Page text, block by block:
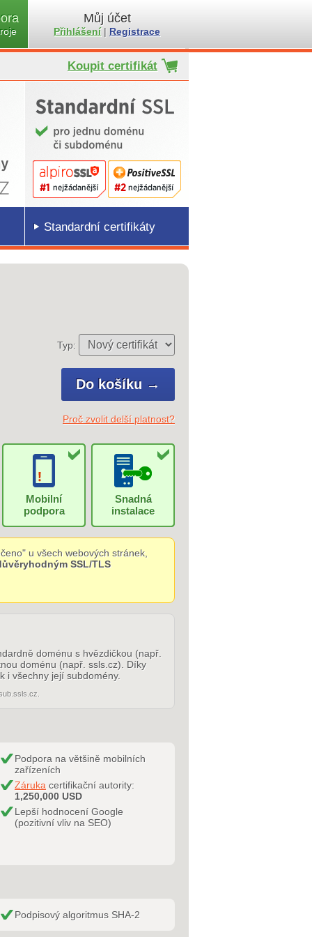
Můj účet
Přihlášení| Registrace
Koupit certifikát
Standardní certifikáty
Typ:
Proč zvolit delší platnost?
Mobilní
podpora
Snadná
instalace
u všech webových stránek,
SSL/TLS
doménu s hvězdičkou (např.
doménu (např. ssls.cz). Díky
i všechny její subdomény.
Podpora na většině mobilních
zařízeních
Záruka certifikační autority:
1,250,000 USD
Lepší hodnocení Google
(pozitivní vliv na SEO)
Podpisový algoritmus SHA-2